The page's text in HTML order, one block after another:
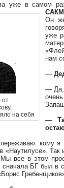
уже в самом
от
на себя
Он
уже
нам
—
— Да,
—
кому я
«Наутилусе».
все в этом
сначала БГ был в